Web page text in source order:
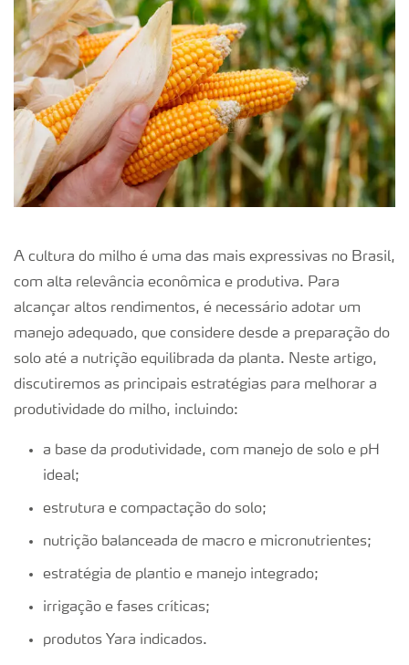
A cultura do milho é uma das mais expressivas no Brasil,
com alta relevância econômica e produtiva. Para
alcançar altos rendimentos, é necessário adotar um
manejo adequado, que considere desde a preparação do
solo até a nutrição equilibrada da planta. Neste artigo,
discutiremos as principais estratégias para melhorar a
produtividade do milho, incluindo:
a base da produtividade, com manejo de solo e pH
ideal;
estrutura e compactação do solo;
nutrição balanceada de macro e micronutrientes;
estratégia de plantio e manejo integrado;
irrigação e fases críticas;
produtos Yara indicados.